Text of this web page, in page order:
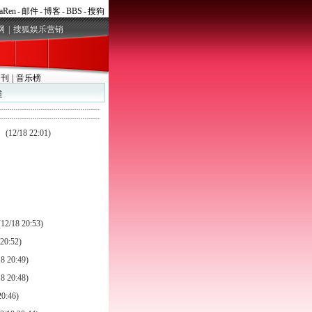
-邮件-博客-BBS -搜狗
搜狐娱乐营销
音乐榜
(12/18 22:01)
18 20:53)
20:49)
20:48)